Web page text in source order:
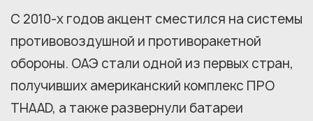
С 2010-х годов акцент сместился на системы
противовоздушной и противоракетной
обороны. ОАЭ стали одной из первых стран,
получивших американский комплекс ПРО
THAAD, а также развернули батареи